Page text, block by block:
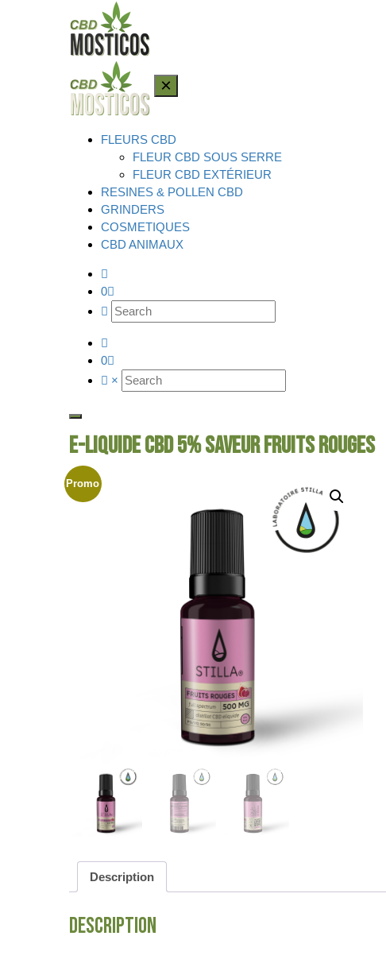
×
FLEURS CBD
FLEUR CBD SOUS SERRE
FLEUR CBD EXTÉRIEUR
RESINES & POLLEN CBD
GRINDERS
COSMETIQUES
CBD ANIMAUX
0
0
×
E-LIQUIDE CBD 5% SAVEUR FRUITS ROUGES
Promo
Description
Description